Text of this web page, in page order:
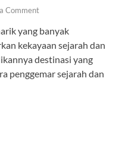
Comment
yang banyak
kekayaan sejarah dan
destinasi yang
penggemar sejarah dan